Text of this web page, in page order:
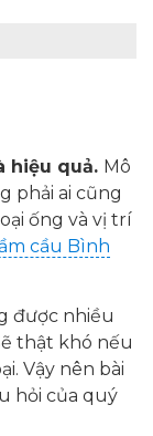
hiệu quả. Mô
phải ai cũng
ống và vị trí
cầu Bình
được nhiều
thật khó nếu
Vậy nên bài
hỏi của quý